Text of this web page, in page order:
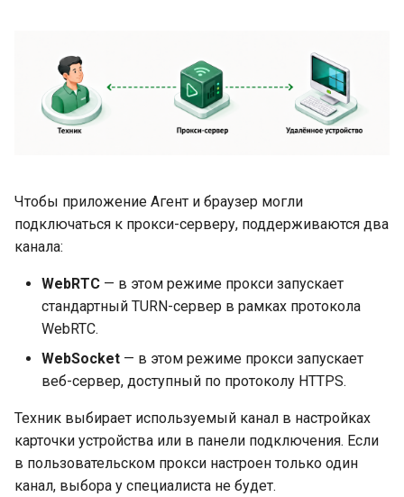
Чтобы приложение Агент и браузер могли
подключаться к прокси-серверу, поддерживаются два
канала:
WebRTC — в этом режиме прокси запускает
стандартный TURN-сервер в рамках протокола
WebRTC.
WebSocket — в этом режиме прокси запускает
веб-сервер, доступный по протоколу HTTPS.
Техник выбирает используемый канал в настройках
карточки устройства или в панели подключения. Если
в пользовательском прокси настроен только один
канал, выбора у специалиста не будет.